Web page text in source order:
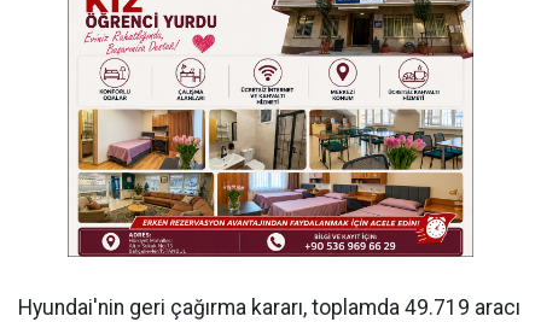
Hyundai'nin geri çağırma kararı, toplamda 49.719 aracı